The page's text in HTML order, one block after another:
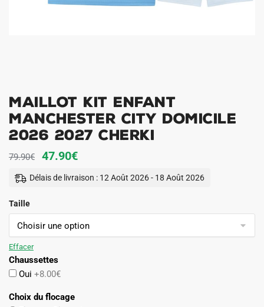
Maillot Kit Enfant
Manchester City Domicile
2026 2027 Cherki
79.90€
Le
prix
79.90€.
47.90€Le
prix
47.90€.
Délais de livraison : 12 Août 2026 - 18 Août 2026
Taille
Effacer
Chaussettes
Oui +8.00€
Choix du flocage